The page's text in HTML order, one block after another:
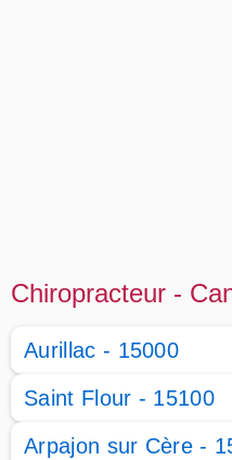
Chiropracteur -
Aurillac - 15000
Saint Flour - 15100
Arpajon sur Cère -